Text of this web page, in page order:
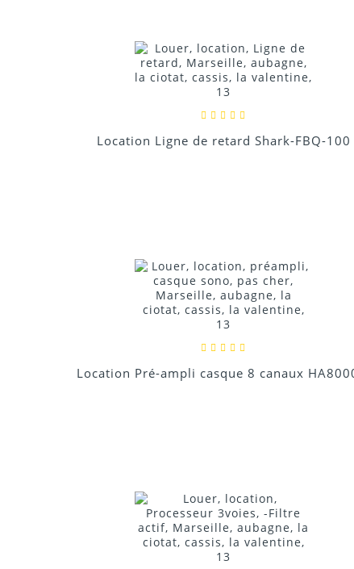
Location Ligne de retard Shark-FBQ-100
Location Pré-ampli casque 8 canaux